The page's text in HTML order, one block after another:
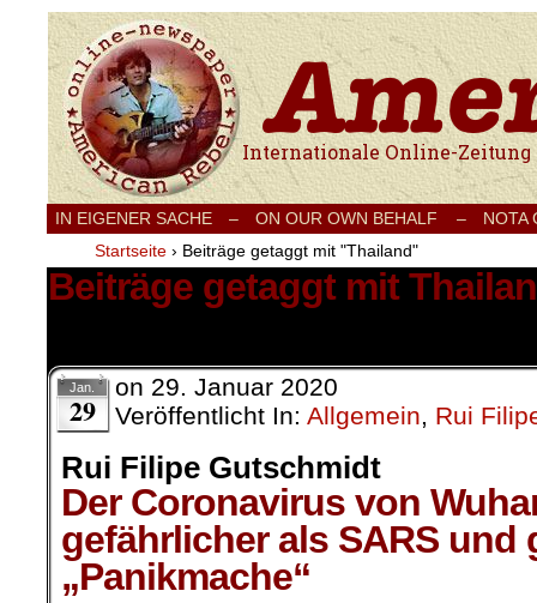
Internationale Onlinezeitung für Frieden,
IN EIGENER SACHE – ON OUR OWN BEHALF –
NOTA
Startseite › Beiträge getaggt mit "Thailand"
Beiträge getaggt mit
Jan.
29
on 29. Januar 2020
Veröffentlicht In: Allgemein, Rui
Rui Filipe Gutschmidt
Der Coronavirus von
gefährlicher als SARS und
„Panikmache“